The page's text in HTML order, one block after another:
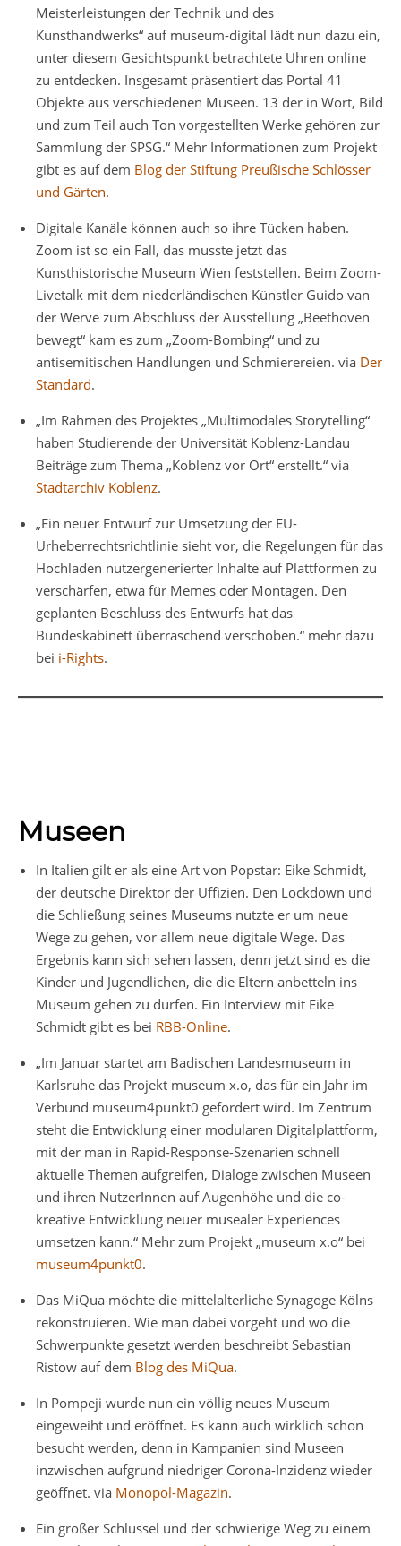
Meisterleistungen der Technik und des
Kunsthandwerks“ auf museum-digital lädt nun dazu ein,
unter diesem Gesichtspunkt betrachtete Uhren online
zu entdecken. Insgesamt präsentiert das Portal 41
Objekte aus verschiedenen Museen. 13 der in Wort, Bild
und zum Teil auch Ton vorgestellten Werke gehören zur
Sammlung der SPSG.“ Mehr Informationen zum Projekt
gibt es auf dem Blog der Stiftung Preußische Schlösser
und Gärten.
Digitale Kanäle können auch so ihre Tücken haben.
Zoom ist so ein Fall, das musste jetzt das
Kunsthistorische Museum Wien feststellen. Beim Zoom-
Livetalk mit dem niederländischen Künstler Guido van
der Werve zum Abschluss der Ausstellung „Beethoven
bewegt“ kam es zum „Zoom-Bombing“ und zu
antisemitischen Handlungen und Schmierereien. via Der
Standard.
„Im Rahmen des Projektes „Multimodales Storytelling“
haben Studierende der Universität Koblenz-Landau
Beiträge zum Thema „Koblenz vor Ort“ erstellt.“ via
Stadtarchiv Koblenz.
„Ein neuer Entwurf zur Umsetzung der EU-
Urheberrechtsrichtlinie sieht vor, die Regelungen für das
Hochladen nutzergenerierter Inhalte auf Plattformen zu
verschärfen, etwa für Memes oder Montagen. Den
geplanten Beschluss des Entwurfs hat das
Bundeskabinett überraschend verschoben.“ mehr dazu
bei i-Rights.
Museen
In Italien gilt er als eine Art von Popstar: Eike Schmidt,
der deutsche Direktor der Uffizien. Den Lockdown und
die Schließung seines Museums nutzte er um neue
Wege zu gehen, vor allem neue digitale Wege. Das
Ergebnis kann sich sehen lassen, denn jetzt sind es die
Kinder und Jugendlichen, die die Eltern anbetteln ins
Museum gehen zu dürfen. Ein Interview mit Eike
Schmidt gibt es bei RBB-Online.
„Im Januar startet am Badischen Landesmuseum in
Karlsruhe das Projekt museum x.o, das für ein Jahr im
Verbund museum4punkt0 gefördert wird. Im Zentrum
steht die Entwicklung einer modularen Digitalplattform,
mit der man in Rapid-Response-Szenarien schnell
aktuelle Themen aufgreifen, Dialoge zwischen Museen
und ihren NutzerInnen auf Augenhöhe und die co-
kreative Entwicklung neuer musealer Experiences
umsetzen kann.“ Mehr zum Projekt „museum x.o“ bei
museum4punkt0.
Das MiQua möchte die mittelalterliche Synagoge Kölns
rekonstruieren. Wie man dabei vorgeht und wo die
Schwerpunkte gesetzt werden beschreibt Sebastian
Ristow auf dem Blog des MiQua.
In Pompeji wurde nun ein völlig neues Museum
eingeweiht und eröffnet. Es kann auch wirklich schon
besucht werden, denn in Kampanien sind Museen
inzwischen aufgrund niedriger Corona-Inzidenz wieder
geöffnet. via Monopol-Magazin.
Ein großer Schlüssel und der schwierige Weg zu einem